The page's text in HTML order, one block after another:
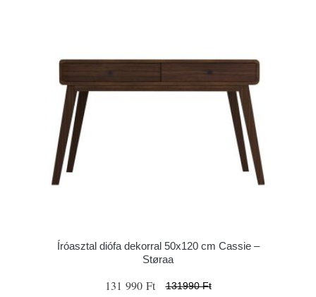
Íróasztal diófa dekorral 50x120 cm Cassie –
Støraa
131 990 Ft 131990 Ft